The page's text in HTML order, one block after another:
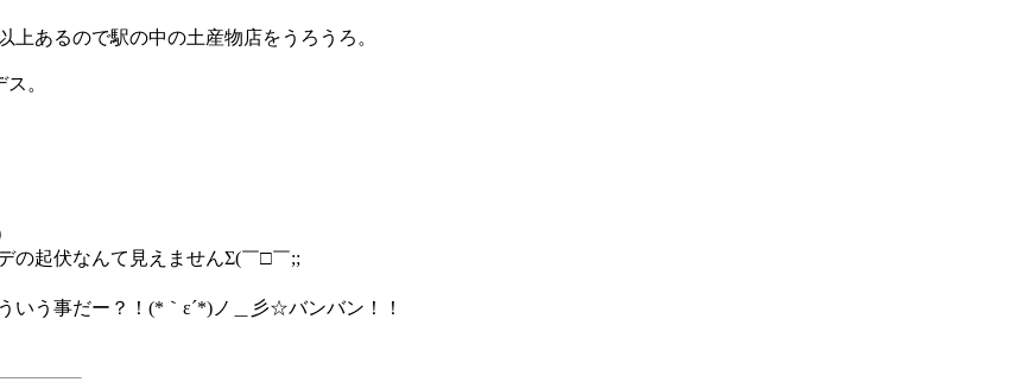
あるので駅の中の土産物店をうろうろ。
。
の起伏なんて見えませんΣ(￣□￣;;
いう事だー？！(*｀ε´*)ノ＿彡☆バンバン！！